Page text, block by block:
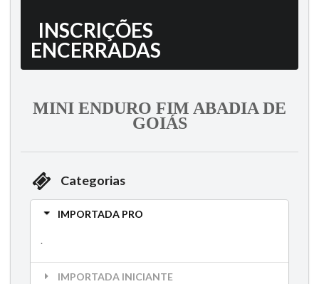
INSCRIÇÕES
ENCERRADAS
MINI ENDURO FIM ABADIA DE
GOIÁS
Categorias
IMPORTADA PRO
.
IMPORTADA INICIANTE